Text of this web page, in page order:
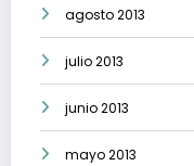
agosto 2013
julio 2013
junio 2013
mayo 2013